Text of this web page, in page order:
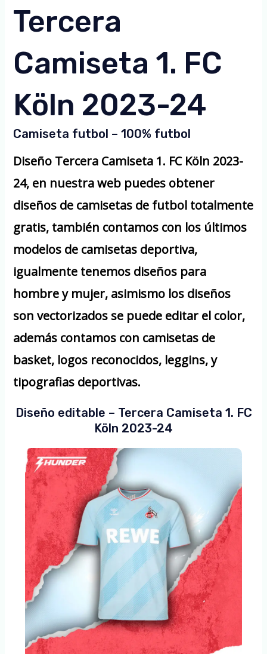
Tercera
Camiseta 1. FC
Köln 2023-24
Camiseta futbol – 100% futbol
Diseño Tercera Camiseta 1. FC Köln 2023-
24, en nuestra web puedes obtener
diseños de camisetas de futbol totalmente
gratis, también contamos con los últimos
modelos de camisetas deportiva,
igualmente tenemos diseños para
hombre y mujer, asimismo los diseños
son vectorizados se puede editar el color,
además contamos con camisetas de
basket, logos reconocidos, leggins, y
tipografias deportivas.
Diseño editable – Tercera Camiseta 1. FC
Köln 2023-24